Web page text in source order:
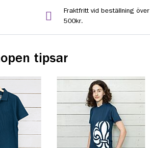
Fraktfritt vid beställning över
500kr.
tipsar